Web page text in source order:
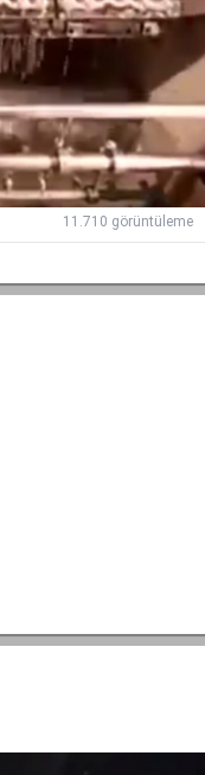
11.710 görüntüleme